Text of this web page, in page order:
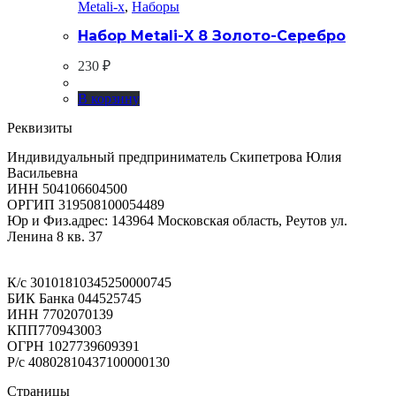
Metali-x, Наборы
Набор Metali-X 8 Золото-Серебро
230 ₽
В корзину
Реквизиты
Индивидуальный предприниматель Скипетрова Юлия
Васильевна
ИНН 504106604500
ОРГИП 319508100054489
Юр и Физ.адрес: 143964 Московская область, Реутов ул.
Ленина 8 кв. 37
К/с 30101810345250000745
БИК Банка 044525745
ИНН 7702070139
КПП770943003
ОГРН 1027739609391
Р/с 40802810437100000130
Страницы